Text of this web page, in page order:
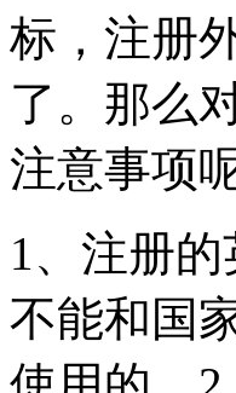
标，注册
了。那么
注意事项
1、注册
不能和国